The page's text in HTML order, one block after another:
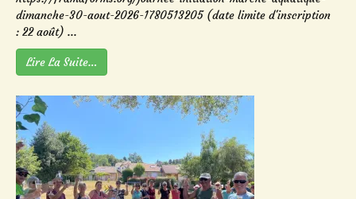
dimanche-30-aout-2026-1780513205 (date limite d'inscription
: 22 août) ...
Lire La Suite…